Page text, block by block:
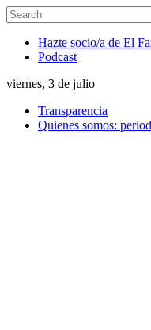
Hazte socio/a de El
Podcast
viernes, 3 de julio
Transparencia
Quienes somos: